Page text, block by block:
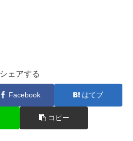
シェアする
Facebook はてブ
コピー